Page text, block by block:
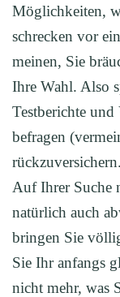
Möglichkeiten,
schrecken vor
meinen, Sie
Ihre Wahl. Also
Testberichte
befragen
Auf Ihrer Suche
natürlich auch
bringen Sie
Sie Ihr anfangs
nicht mehr, was